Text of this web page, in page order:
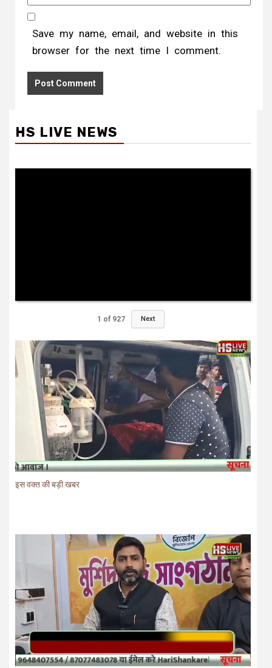
Save my name, email, and website in this
browser for the next time I comment.
HS LIVE NEWS
1 of 927 Next
इस वक्त की बड़ी खबर